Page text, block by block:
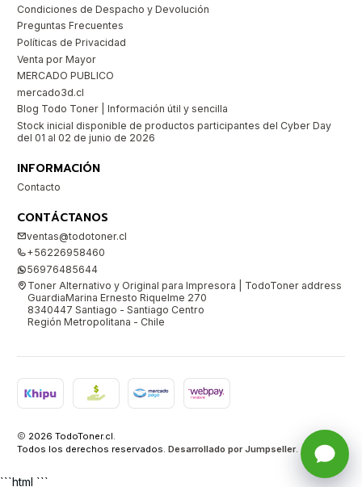
Condiciones de Despacho y Devolución
Preguntas Frecuentes
Políticas de Privacidad
Venta por Mayor
MERCADO PUBLICO
mercado3d.cl
Blog Todo Toner | Información útil y sencilla
Stock inicial disponible de productos participantes del Cyber Day
del 01 al 02 de junio de 2026
INFORMACIÓN
Contacto
CONTÁCTANOS
ventas@todotoner.cl
+56226958460
56976485644
Toner Alternativo y Original para Impresora | TodoToner address
GuardiaMarina Ernesto Riquelme 270
8340447 Santiago - Santiago Centro
Región Metropolitana - Chile
2026 TodoToner.cl.
Todos los derechos reservados. Desarrollado por Jumpseller.
```html ```